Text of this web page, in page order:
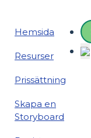
Hemsida
Resurser
Prissättning
Skapa en
Storyboard